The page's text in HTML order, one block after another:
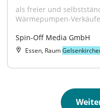
als freier und
Wärmepumpen-
Spin-Off Media GmbH
Essen, Raum